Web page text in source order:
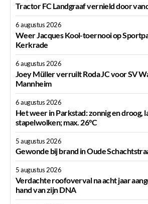
Tractor FC Landgraaf vernield door
6 augustus 2026
Weer Jacques Kool-toernooi op
Kerkrade
6 augustus 2026
Joey Müller verruilt Roda JC voor SV
Mannheim
6 augustus 2026
Het weer in Parkstad: zonnig en droog,
stapelwolken; max. 26°C
5 augustus 2026
Gewonde bij brand in Oude
5 augustus 2026
Verdachte roofoverval na acht jaar
hand van zijn DNA